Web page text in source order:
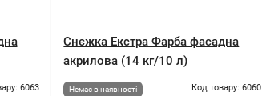
6063
Снєжка Екстра Фарба фасадна
акрилова (14 кг/10 л)
Немає в наявності Код товару: 6060